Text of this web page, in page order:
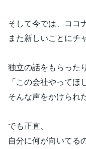
そして今では、ココ
また新しいことにチ
独立の話をもらったり
「この会社やってほ
そんな声をかけられ
でも正直、
自分に何が向いてる